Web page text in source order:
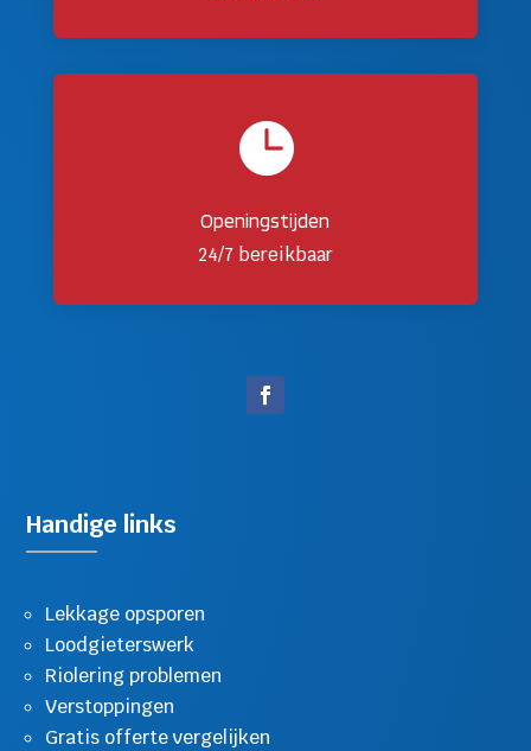

Openingstijden
24/7 bereikbaar
Handige links
Lekkage opsporen
Loodgieterswerk
Riolering problemen
Verstoppingen
Gratis offerte vergelijken